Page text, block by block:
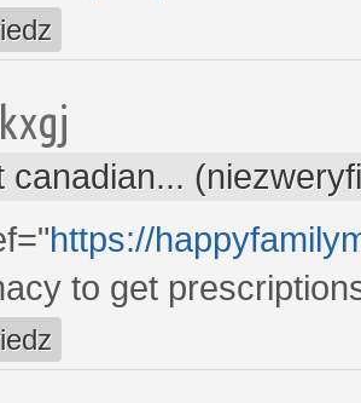
canadian...
https://
to get